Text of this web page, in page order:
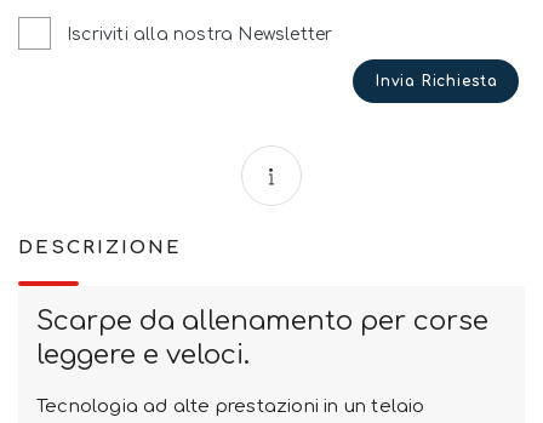
Iscriviti alla nostra Newsletter
Invia Richiesta
DESCRIZIONE
Scarpe da allenamento per corse
leggere e veloci.
Tecnologia ad alte prestazioni in un telaio